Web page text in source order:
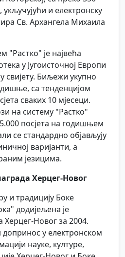
укључујући и електронску
Св. Архангела Михаила
"Растко" је највећа
у Југоисточној Европи
свијету. Биљежи укупно
са тенденцијом
сваких 10 мјесеци.
на систему "Растко"
посјета на годишњем
се стандардно објављују
варијанти, а
језицима.
Херцег-Новог
и традицију Боке
додијељена је
Херцег-Новог за 2004.
допринос у електронском
науке, културе,